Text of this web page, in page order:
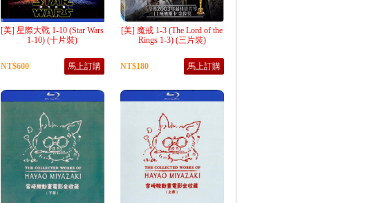
[美] 星際大戰 1-10 (Star Wars
1-10) (十片裝)
NT$600 馬上訂購
[美] 魔戒 1-3 (The Lord of the
Rings 1-3) (三片裝)
NT$180 馬上訂購